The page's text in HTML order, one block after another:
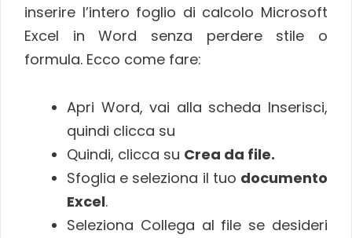
inserire l’intero foglio di calcolo Microsoft
Excel in Word senza perdere stile o
formula. Ecco come fare:
Apri Word, vai alla scheda Inserisci,
quindi clicca su
Quindi, clicca su Crea da file.
Sfoglia e seleziona il tuo documento
Excel.
Seleziona Collega al file se desideri